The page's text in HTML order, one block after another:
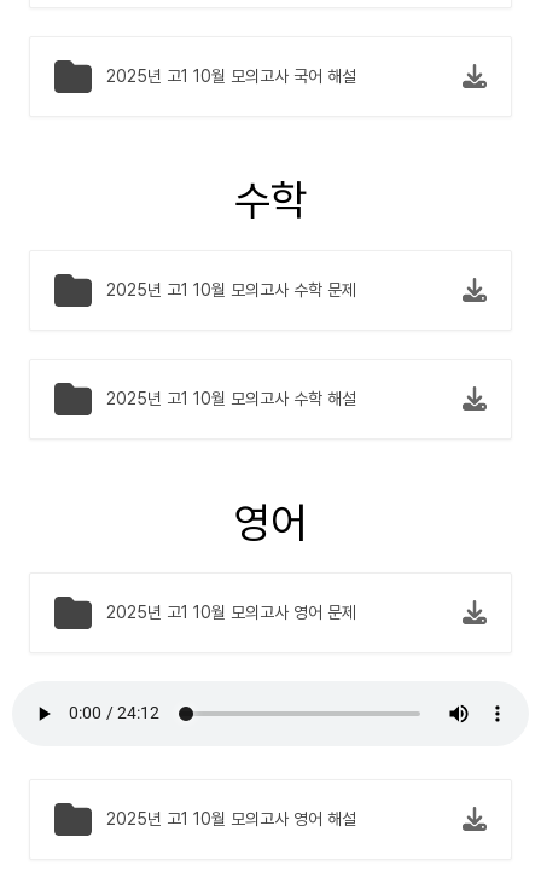
2025년 고1 10월 모의고사 국어 해설
수학
2025년 고1 10월 모의고사 수학 문제
2025년 고1 10월 모의고사 수학 해설
영어
2025년 고1 10월 모의고사 영어 문제
2025년 고1 10월 모의고사 영어 해설